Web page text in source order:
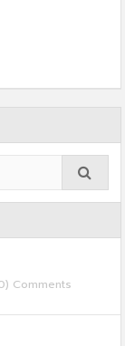
Comments